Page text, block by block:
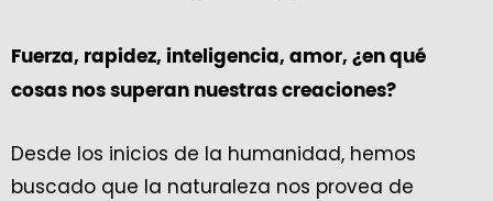
Fuerza, rapidez, inteligencia, amor, ¿en qué
cosas nos superan nuestras creaciones?
Desde los inicios de la humanidad, hemos
buscado que la naturaleza nos provea de